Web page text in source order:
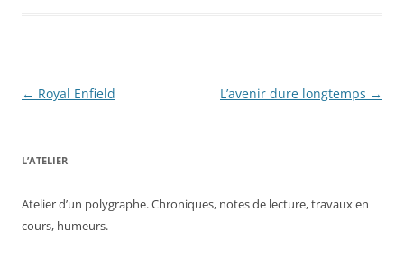
Navigation
← Royal Enfield L’avenir dure longtemps →
L’ATELIER
Atelier d’un polygraphe. Chroniques, notes de lecture, travaux en
cours, humeurs.